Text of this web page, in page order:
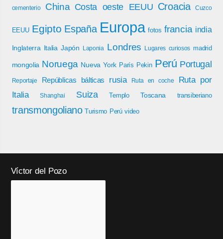
cementerio China Costa oeste EEUU Croacia Cuzco
EEUU Egipto España Europa fotos francia india
Inglaterra Italia Japón Laponia Londres Lugares curiosos madrid
mongolia Noruega Nueva York París Pekin Perú Portugal
Reportaje Repúblicas bálticas rusia Ruta en coche
Ruta por
Italia
Shanghai Suiza Templo Toscana transiberiano
transmongoliano Turismo Perú video
Víctor del Pozo